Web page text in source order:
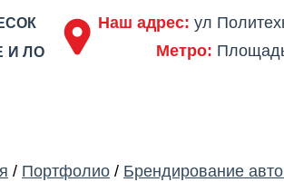
И ЛО
Наш адрес: ул
Метро:
/ Портфолио / Брендирование